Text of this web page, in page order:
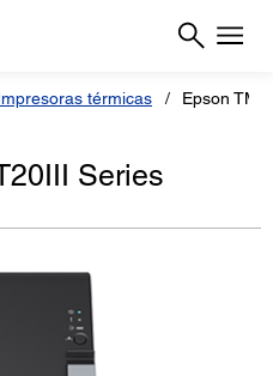
térmicas Epson TM-
Series